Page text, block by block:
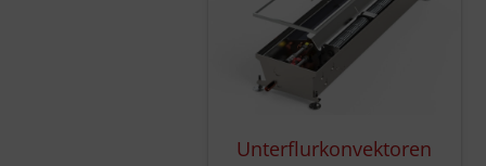
Unterflurkonvektoren